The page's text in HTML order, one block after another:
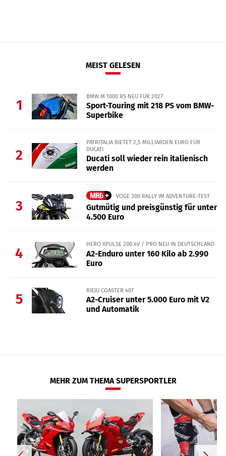
MEIST GELESEN
1
BMW M 1000 RS NEU FÜR 2027
Sport-Touring mit 218 PS vom BMW-
Superbike
2
PATRITALIA BIETET 2,5 MILLIARDEN EURO FÜR
DUCATI
Ducati soll wieder rein italienisch
werden
3
VOGE 300 RALLY IM ADVENTURE-TEST
Gutmütig und preisgünstig für unter
4.500 Euro
4
HERO XPULSE 200 4V / PRO NEU IN DEUTSCHLAND
A2-Enduro unter 160 Kilo ab 2.990
Euro
5
RIEJU COASTER 407
A2-Cruiser unter 5.000 Euro mit V2
und Automatik
MEHR ZUM THEMA SUPERSPORTLER